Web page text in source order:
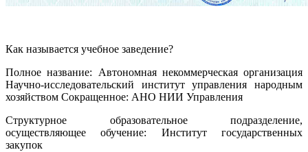
Как называется учебное заведение?
Полное название: Автономная некоммерческая организация
Научно-исследовательский институт управления народным
хозяйством Сокращенное: АНО НИИ Управления
Структурное образовательное подразделение,
осуществляющее обучение: Институт государственных
закупок